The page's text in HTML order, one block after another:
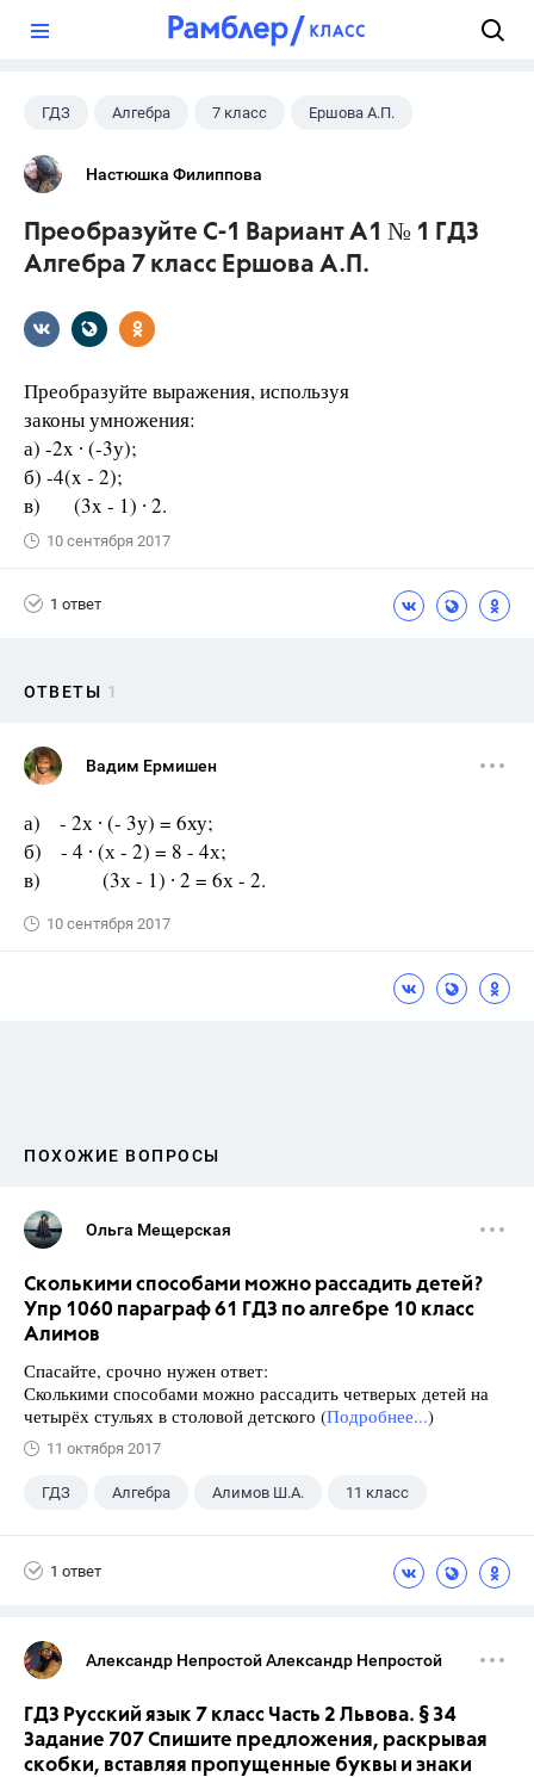
ГДЗ Алгебра 7 класс Ершова А.П.
Настюшка Филиппова
Преобразуйте С-1 Вариант А1 № 1 ГДЗ
Алгебра 7 класс Ершова А.П.
Преобразуйте выражения, используя
законы умножения:
а) -2x ∙ (-3у);
б) -4(x - 2);
в) (3x - 1) ∙ 2.
10 сентября 2017
1 ответ
ОТВЕТЫ 1
Вадим Ермишен
а) - 2х ∙ (- 3у) = 6ху;
б) - 4 ∙ (х - 2) = 8 - 4х;
в) (3х - 1) ∙ 2 = 6х - 2.
10 сентября 2017
ПОХОЖИЕ ВОПРОСЫ
Ольга Мещерская
Сколькими способами можно рассадить детей?
Упр 1060 параграф 61 ГДЗ по алгебре 10 класс
Алимов
Спасайте, срочно нужен ответ:
Сколькими способами можно рассадить четверых детей на
четырёх стульях в столовой детского (Подробнее...)
11 октября 2017
ГДЗ Алгебра Алимов Ш.А. 11 класс
1 ответ
Александр Непростой Александр Непростой
ГДЗ Русский язык 7 класс Часть 2 Львова. § 34
Задание 707 Спишите предложения, раскрывая
скобки, вставляя пропущенные буквы и знаки